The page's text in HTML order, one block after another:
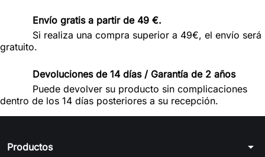
Envío gratis a partir de 49 €.
Si realiza una compra superior a 49€, el envío será
gratuito.
Devoluciones de 14 días / Garantía de 2 años
Puede devolver su producto sin complicaciones
dentro de los 14 días posteriores a su recepción.
Productos arrow_drop_down